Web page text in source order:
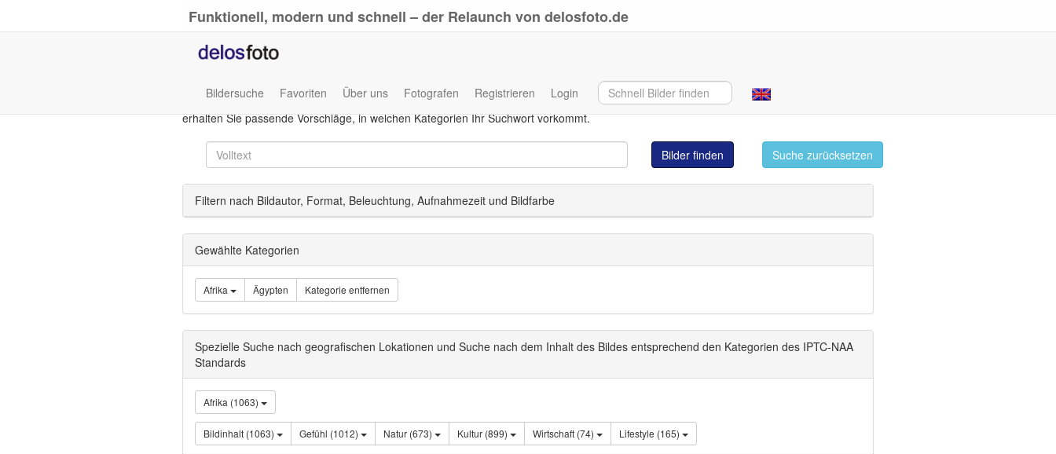
Funktionell, modern und schnell – der Relaunch von delosfoto.de
Bildersuche Favoriten Über uns Fotografen Registrieren Login
Die Volltextsuche sucht nach der Eingabe Ihres Suchwortes in allen Datenbankfeldern. Auch wenn direkt keine Bilder angezeigt werden
erhalten Sie passende Vorschläge, in welchen Kategorien Ihr Suchwort vorkommt.
Bilder finden Suche zurücksetzen
Filtern nach Bildautor, Format, Beleuchtung, Aufnahmezeit und Bildfarbe
Gewählte Kategorien
Afrika Ägypten Kategorie entfernen
Spezielle Suche nach geografischen Lokationen und Suche nach dem Inhalt des Bildes entsprechend den Kategorien des IPTC-NAA
Standards
Afrika (1063)
Bildinhalt (1063) Gefühl (1012) Natur (673) Kultur (899) Wirtschaft (74) Lifestyle (165)